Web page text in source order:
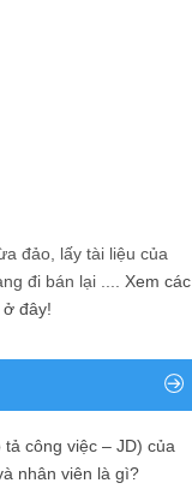
đảo, lấy tài liệu của
đi bán lại .... Xem các
đây!
công việc – JD) của
nhân viên là gì?